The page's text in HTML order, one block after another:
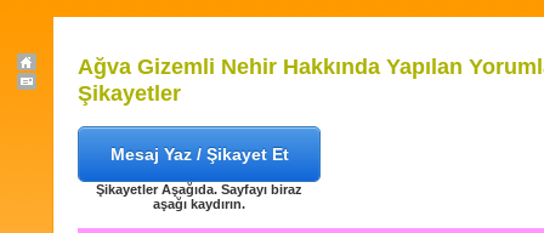
Ağva Gizemli Nehir Hakkında Yapılan
Şikayetler
Mesaj Yaz / Şikayet Et
Şikayetler Aşağıda. Sayfayı biraz
aşağı kaydırın.